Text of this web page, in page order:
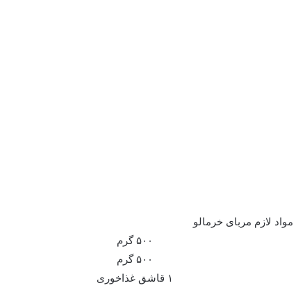
مواد لازم مربای خرمالو
۵۰۰ گرم
۵۰۰ گرم
۱ قاشق غذاخوری